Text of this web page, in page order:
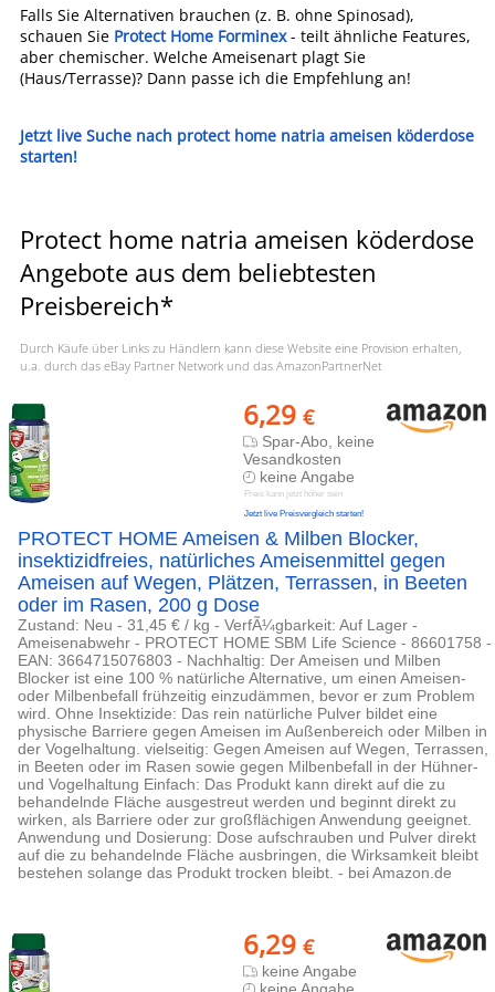
Falls Sie Alternativen brauchen (z. B. ohne Spinosad),
schauen Sie Protect Home Forminex- teilt ähnliche Features,
aber chemischer. Welche Ameisenart plagt Sie
(Haus/Terrasse)? Dann passe ich die Empfehlung an!
Jetzt live Suche nach protect home natria ameisen köderdose
starten!
Protect home natria ameisen köderdose
Angebote aus dem beliebtesten
Preisbereich*
Durch Käufe über Links zu Händlern kann diese Website eine Provision erhalten,
u.a. durch das eBay Partner Network und das AmazonPartnerNet
6,29 €
Spar-Abo, keine
Vesandkosten
keine Angabe
Preis kann jetzt höher sein
Jetzt live Preisvergleich starten!
PROTECT HOME Ameisen & Milben Blocker,
insektizidfreies, natürliches Ameisenmittel gegen
Ameisen auf Wegen, Plätzen, Terrassen, in Beeten
oder im Rasen, 200 g Dose
Zustand: Neu - 31,45 € / kg - VerfÃ¼gbarkeit: Auf Lager -
Ameisenabwehr - PROTECT HOME SBM Life Science - 86601758 -
EAN: 3664715076803 - Nachhaltig: Der Ameisen und Milben
Blocker ist eine 100 % natürliche Alternative, um einen Ameisen-
oder Milbenbefall frühzeitig einzudämmen, bevor er zum Problem
wird. Ohne Insektizide: Das rein natürliche Pulver bildet eine
physische Barriere gegen Ameisen im Außenbereich oder Milben in
der Vogelhaltung. vielseitig: Gegen Ameisen auf Wegen, Terrassen,
in Beeten oder im Rasen sowie gegen Milbenbefall in der Hühner-
und Vogelhaltung Einfach: Das Produkt kann direkt auf die zu
behandelnde Fläche ausgestreut werden und beginnt direkt zu
wirken, als Barriere oder zur großflächigen Anwendung geeignet.
Anwendung und Dosierung: Dose aufschrauben und Pulver direkt
auf die zu behandelnde Fläche ausbringen, die Wirksamkeit bleibt
bestehen solange das Produkt trocken bleibt. - bei Amazon.de
6,29 €
keine Angabe
keine Angabe